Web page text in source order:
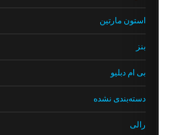
استون مارتین
بی ام دبلیو
دسته‌بندی نشده
رالی